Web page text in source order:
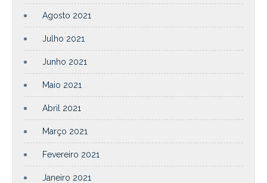
Agosto 2021
Julho 2021
Junho 2021
Maio 2021
Abril 2021
Março 2021
Fevereiro 2021
Janeiro 2021